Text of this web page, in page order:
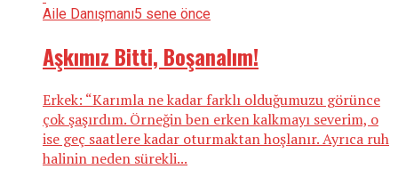
Aile Danışmanı5 sene önce
Aşkımız Bitti, Boşanalım!
Erkek: “Karımla ne kadar farklı olduğumuzu görünce
çok şaşırdım. Örneğin ben erken kalkmayı severim, o
ise geç saatlere kadar oturmaktan hoşlanır. Ayrıca ruh
halinin neden sürekli...